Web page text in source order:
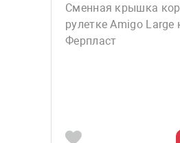
Сменная крышка
рулетке Amigo Large
Ферпласт